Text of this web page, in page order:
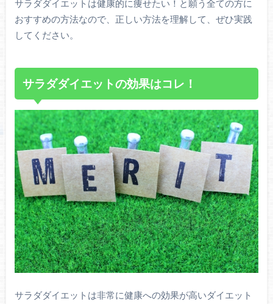
サラダダイエットは健康的に痩せたい！と願う全ての方に
おすすめの方法なので、正しい方法を理解して、ぜひ実践
してください。
サラダダイエットの効果はコレ！
サラダダイエットは非常に健康への効果が高いダイエット